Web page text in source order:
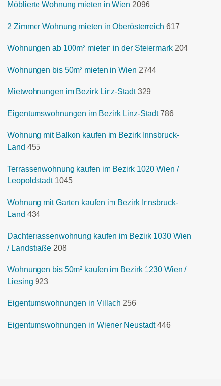
Möblierte Wohnung mieten in Wien 2096
2 Zimmer Wohnung mieten in Oberösterreich 617
Wohnungen ab 100m² mieten in der Steiermark 204
Wohnungen bis 50m² mieten in Wien 2744
Mietwohnungen im Bezirk Linz-Stadt 329
Eigentumswohnungen im Bezirk Linz-Stadt 786
Wohnung mit Balkon kaufen im Bezirk Innsbruck-
Land 455
Terrassenwohnung kaufen im Bezirk 1020 Wien /
Leopoldstadt 1045
Wohnung mit Garten kaufen im Bezirk Innsbruck-
Land 434
Dachterrassenwohnung kaufen im Bezirk 1030 Wien
/ Landstraße 208
Wohnungen bis 50m² kaufen im Bezirk 1230 Wien /
Liesing 923
Eigentumswohnungen in Villach 256
Eigentumswohnungen in Wiener Neustadt 446